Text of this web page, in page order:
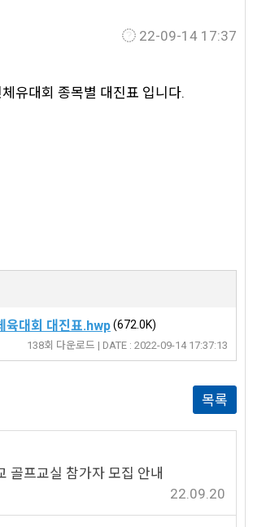
22-09-14 17:37
유대회 종목별 대진표 입니다.
육대회 대진표.hwp(672.0K)
138회 다운로드 | DATE : 2022-09-14 17:37:13
목록
골프교실 참가자 모집 안내
22.09.20